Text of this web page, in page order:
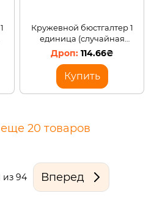
Кружевной бюстгалтер 1
единица (случайная
модель) 90 D
114.66₴
Купить
20 товаров
из 94 Вперед